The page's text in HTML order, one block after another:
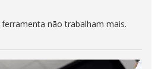
não trabalham mais.